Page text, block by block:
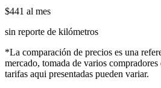
$441 al mes
sin reporte de kilómetros
*La comparación de precios es una
mercado, tomada de varios
tarifas aqui presentadas pueden variar.